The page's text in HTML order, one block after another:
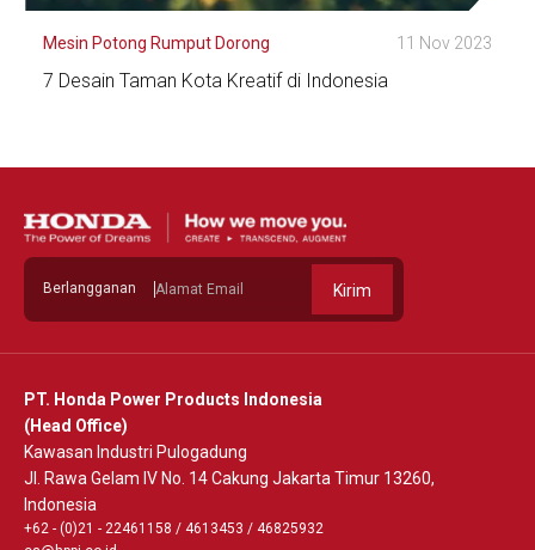
Mesin Potong Rumput Dorong 11 Nov 2023
7 Desain Taman Kota Kreatif di Indonesia
Berlangganan Kirim
PT. Honda Power Products Indonesia
(Head Office)
Kawasan Industri Pulogadung
Jl. Rawa Gelam IV No. 14 Cakung Jakarta Timur 13260,
Indonesia
+62 - (0)21 - 22461158 / 4613453 / 46825932